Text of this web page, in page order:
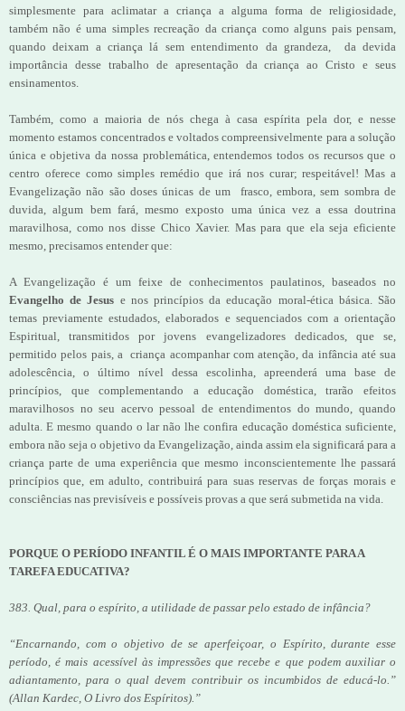
simplesmente para aclimatar a criança a alguma forma de religiosidade,
também não é uma simples recreação da criança como alguns pais pensam,
quando deixam a criança lá sem entendimento da grandeza, da devida
importância desse trabalho de apresentação da criança ao Cristo e seus
ensinamentos.
Também, como a maioria de nós chega à casa espírita pela dor, e nesse
momento estamos concentrados e voltados compreensivelmente para a solução
única e objetiva da nossa problemática, entendemos todos os recursos que o
centro oferece como simples remédio que irá nos curar; respeitável! Mas a
Evangelização não são doses únicas de um frasco, embora, sem sombra de
duvida, algum bem fará, mesmo exposto uma única vez a essa doutrina
maravilhosa, como nos disse Chico Xavier. Mas para que ela seja eficiente
mesmo, precisamos entender que:
A Evangelização é um feixe de conhecimentos paulatinos, baseados no
Evangelho de Jesus e nos princípios da educação moral-ética básica. São
temas previamente estudados, elaborados e sequenciados com a orientação
Espiritual, transmitidos por jovens evangelizadores dedicados, que se,
permitido pelos pais, a criança acompanhar com atenção, da infância até sua
adolescência, o último nível dessa escolinha, apreenderá uma base de
princípios, que complementando a educação doméstica, trarão efeitos
maravilhosos no seu acervo pessoal de entendimentos do mundo, quando
adulta. E mesmo quando o lar não lhe confira educação doméstica suficiente,
embora não seja o objetivo da Evangelização, ainda assim ela significará para a
criança parte de uma experiência que mesmo inconscientemente lhe passará
princípios que, em adulto, contribuirá para suas reservas de forças morais e
consciências nas previsíveis e possíveis provas a que será submetida na vida.
PORQUE O PERÍODO INFANTIL É O MAIS IMPORTANTE PARA A
TAREFA EDUCATIVA?
383. Qual, para o espírito, a utilidade de passar pelo estado de infância?
“Encarnando, com o objetivo de se aperfeiçoar, o Espírito, durante esse
período, é mais acessível às impressões que recebe e que podem auxiliar o
adiantamento, para o qual devem contribuir os incumbidos de educá-lo.”
(Allan Kardec, O Livro dos Espíritos).”